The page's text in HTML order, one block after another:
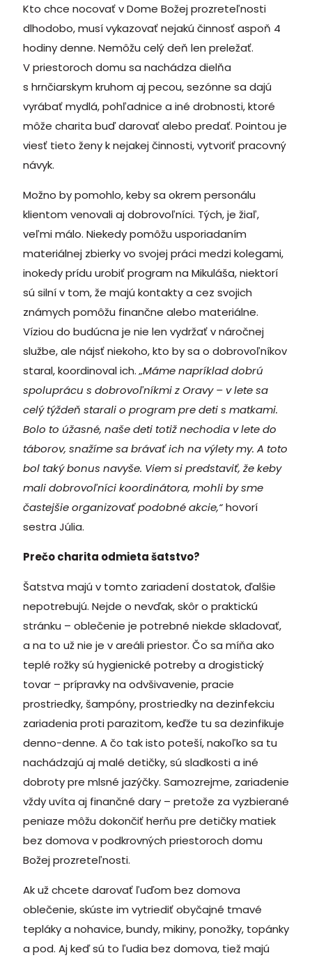
Kto chce nocovať v Dome Božej prozreteľnosti
dlhodobo, musí vykazovať nejakú činnosť aspoň 4
hodiny denne. Nemôžu celý deň len preležať.
V priestoroch domu sa nachádza dielňa
s hrnčiarskym kruhom aj pecou, sezónne sa dajú
vyrábať mydlá, pohľadnice a iné drobnosti, ktoré
môže charita buď darovať alebo predať. Pointou je
viesť tieto ženy k nejakej činnosti, vytvoriť pracovný
návyk.
Možno by pomohlo, keby sa okrem personálu
klientom venovali aj dobrovoľníci. Tých, je žiaľ,
veľmi málo. Niekedy pomôžu usporiadaním
materiálnej zbierky vo svojej práci medzi kolegami,
inokedy prídu urobiť program na Mikuláša, niektorí
sú silní v tom, že majú kontakty a cez svojich
známych pomôžu finančne alebo materiálne.
Víziou do budúcna je nie len vydržať v náročnej
službe, ale nájsť niekoho, kto by sa o dobrovoľníkov
staral, koordinoval ich.„Máme napríklad dobrú
spoluprácu s dobrovoľníkmi z Oravy – v lete sa
celý týždeň starali o program pre deti s matkami.
Bolo to úžasné, naše deti totiž nechodia v lete do
táborov, snažíme sa brávať ich na výlety my. A toto
bol taký bonus navyše. Viem si predstaviť, že keby
mali dobrovoľníci koordinátora, mohli by sme
častejšie organizovať podobné akcie,“hovorí
sestra Júlia.
Prečo charita odmieta šatstvo?
Šatstva majú v tomto zariadení dostatok, ďalšie
nepotrebujú. Nejde o nevďak, skôr o praktickú
stránku – oblečenie je potrebné niekde skladovať,
a na to už nie je v areáli priestor. Čo sa míňa ako
teplé rožky sú hygienické potreby a drogistický
tovar – prípravky na odvšivavenie, pracie
prostriedky, šampóny, prostriedky na dezinfekciu
zariadenia proti parazitom, keďže tu sa dezinfikuje
denno-denne. A čo tak isto poteší, nakoľko sa tu
nachádzajú aj malé detičky, sú sladkosti a iné
dobroty pre mlsné jazýčky. Samozrejme, zariadenie
vždy uvíta aj finančné dary – pretože za vyzbierané
peniaze môžu dokončiť herňu pre detičky matiek
bez domova v podkrovných priestoroch domu
Božej prozreteľnosti.
Ak už chcete darovať ľuďom bez domova
oblečenie, skúste im vytriediť obyčajné tmavé
tepláky a nohavice, bundy, mikiny, ponožky, topánky
a pod. Aj keď sú to ľudia bez domova, tiež majú